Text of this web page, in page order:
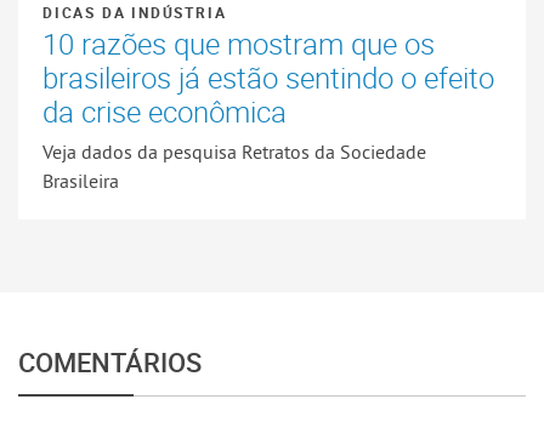
DICAS DA INDÚSTRIA
10 razões que mostram que os
brasileiros já estão sentindo o efeito
da crise econômica
Veja dados da pesquisa Retratos da Sociedade
Brasileira
COMENTÁRIOS